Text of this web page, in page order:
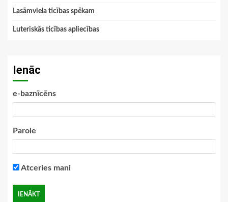
Lasāmviela ticības spēkam
Luteriskās ticības apliecības
Ienāc
e-baznīcēns
Parole
Atceries mani